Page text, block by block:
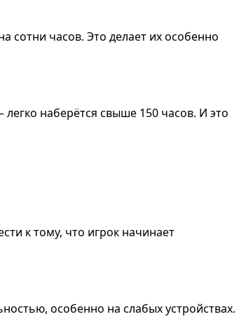
сотни часов. Это делает их особенно
наберётся свыше 150 часов. И это
к тому, что игрок начинает
особенно на слабых устройствах.